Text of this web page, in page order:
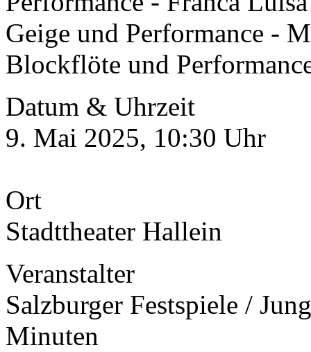
Geige und Performance -
Blockflöte und
Datum & Uhrzeit
9. Mai 2025, 10:30 Uhr
Ort
Stadttheater Hallein
Veranstalter
Salzburger Festspiele /
Minuten